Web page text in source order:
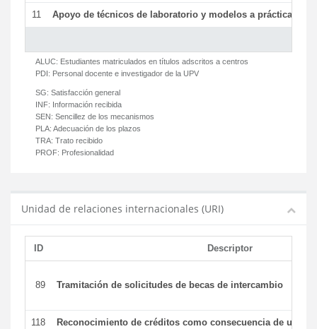
11 Apoyo de técnicos de laboratorio y modelos a prácticas y
ALUC: Estudiantes matriculados en títulos adscritos a centros
PDI: Personal docente e investigador de la UPV
SG: Satisfacción general
INF: Información recibida
SEN: Sencillez de los mecanismos
PLA: Adecuación de los plazos
TRA: Trato recibido
PROF: Profesionalidad
Unidad de relaciones internacionales (URI)
ID Descriptor
89 Tramitación de solicitudes de becas de intercambio
118 Reconocimiento de créditos como consecuencia de un